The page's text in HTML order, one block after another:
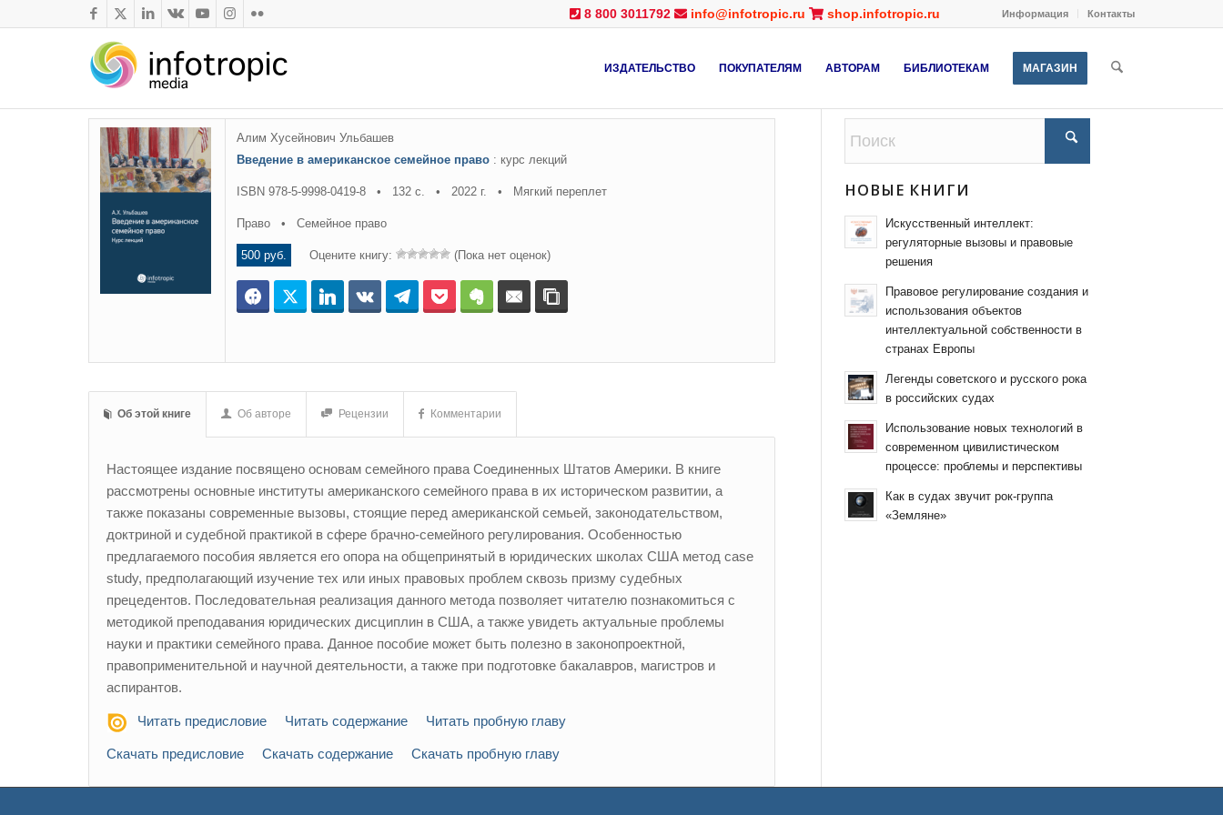
Информация Контакты
8 800 3011792 info@infotropic.ru shop.infotropic.ru
ИЗДАТЕЛЬСТВО ПОКУПАТЕЛЯМ АВТОРАМ БИБЛИОТЕКАМ МАГАЗИН
Алим Хусейнович Ульбашев
Введение в американское семейное право : курс лекций
ISBN 978-5-9998-0419-8 • 132 с. • 2022 г. • Мягкий переплет
Право • Семейное право
500 руб. Оцените книгу: (Пока нет оценок)
FacebookTwitter LinkedInВКонтактеTelegramPocket EvernoteE-mail
Об этой книге Об авторе Рецензии Комментарии
Настоящее издание посвящено основам семейного права Соединенных Штатов Америки. В книге
рассмотрены основные институты американского семейного права в их историческом развитии, а
также показаны современные вызовы, стоящие перед американской семьей, законодательством,
доктриной и судебной практикой в сфере брачно-семейного регулирования. Особенностью
предлагаемого пособия является его опора на общепринятый в юридических школах США метод case
study, предполагающий изучение тех или иных правовых проблем сквозь призму судебных
прецедентов. Последовательная реализация данного метода позволяет читателю познакомиться с
методикой преподавания юридических дисциплин в США, а также увидеть актуальные проблемы
науки и практики семейного права. Данное пособие может быть полезно в законопроектной,
правоприменительной и научной деятельности, а также при подготовке бакалавров, магистров и
аспирантов.
Читать предисловие Читать содержание Читать пробную главу
Скачать предисловие Скачать содержание Скачать пробную главу
НОВЫЕ КНИГИ
Искусственный интеллект:
регуляторные вызовы и правовые
решения
Правовое регулирование создания и
использования объектов
интеллектуальной собственности в
странах Европы
Легенды советского и русского рока
в российских судах
Использование новых технологий в
современном цивилистическом
процессе: проблемы и перспективы
Как в судах звучит рок-группа
«Земляне»